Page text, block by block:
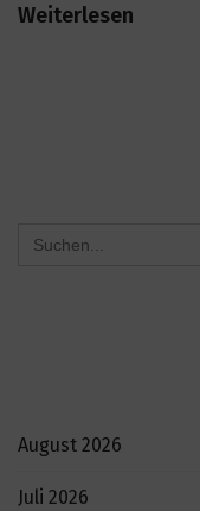
Weiterlesen
for:
August 2026
Juli 2026